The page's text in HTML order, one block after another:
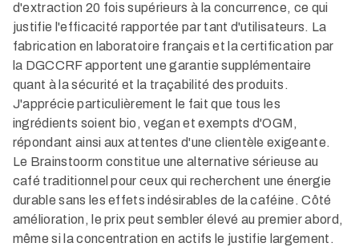
d'extraction 20 fois supérieurs à la concurrence, ce qui
justifie l'efficacité rapportée par tant d'utilisateurs. La
fabrication en laboratoire français et la certification par
la DGCCRF apportent une garantie supplémentaire
quant à la sécurité et la traçabilité des produits.
J'apprécie particulièrement le fait que tous les
ingrédients soient bio, vegan et exempts d'OGM,
répondant ainsi aux attentes d'une clientèle exigeante.
Le Brainstoorm constitue une alternative sérieuse au
café traditionnel pour ceux qui recherchent une énergie
durable sans les effets indésirables de la caféine. Côté
amélioration, le prix peut sembler élevé au premier abord,
même si la concentration en actifs le justifie largement.